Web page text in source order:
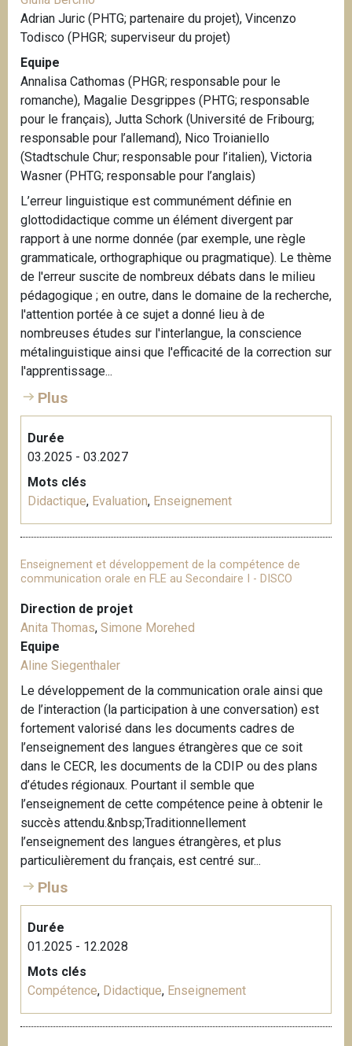
Adrian Juric (PHTG; partenaire du projet), Vincenzo
Todisco (PHGR; superviseur du projet)
Equipe
Annalisa Cathomas (PHGR; responsable pour le
romanche), Magalie Desgrippes (PHTG; responsable
pour le français), Jutta Schork (Université de Fribourg;
responsable pour l’allemand), Nico Troianiello
(Stadtschule Chur; responsable pour l’italien), Victoria
Wasner (PHTG; responsable pour l’anglais)
L’erreur linguistique est communément définie en
glottodidactique comme un élément divergent par
rapport à une norme donnée (par exemple, une règle
grammaticale, orthographique ou pragmatique). Le thème
de l'erreur suscite de nombreux débats dans le milieu
pédagogique ; en outre, dans le domaine de la recherche,
l'attention portée à ce sujet a donné lieu à de
nombreuses études sur l'interlangue, la conscience
métalinguistique ainsi que l'efficacité de la correction sur
l'apprentissage...
Plus
Durée
03.2025 - 03.2027
Mots clés
Didactique, Evaluation, Enseignement
Enseignement et développement de la compétence de
communication orale en FLE au Secondaire I - DISCO
Direction de projet
Anita Thomas, Simone Morehed
Equipe
Aline Siegenthaler
Le développement de la communication orale ainsi que
de l’interaction (la participation à une conversation) est
fortement valorisé dans les documents cadres de
l’enseignement des langues étrangères que ce soit
dans le CECR, les documents de la CDIP ou des plans
d’études régionaux. Pourtant il semble que
l’enseignement de cette compétence peine à obtenir le
succès attendu.&nbsp;Traditionnellement
l’enseignement des langues étrangères, et plus
particulièrement du français, est centré sur...
Plus
Durée
01.2025 - 12.2028
Mots clés
Compétence, Didactique, Enseignement